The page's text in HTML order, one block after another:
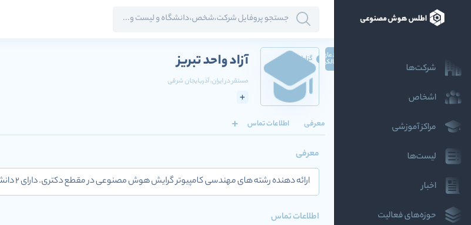
اطلس هوش مصنوعی
شرکت‌ها
اشخاص
مراکز آموزشی
لیست‌ها
اخبار
حوزه‌های فعالیت
آزاد واحد تبریز
مستقر درایران، آذربایجان شرقی
ادعای
مالکیت گزارش
معرفی اطلاعات تماس
معرفی
ارائه دهنده رشته های مهندسی کامپیوتر گرایش هوش مصنوعی در مقطع دکتری. دارای 2 دانشجو در سطوح مختلف.
اطلاعات تماس